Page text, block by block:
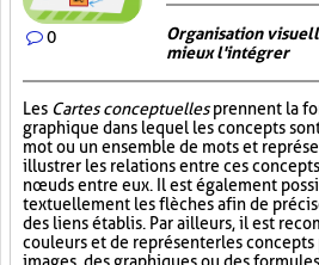
0
Organisation
mieux l'intégrer
Les Cartes conceptuellesprennent la
graphique dans lequel les concepts
mot ou un ensemble de mots et
illustrer les relations entre ces
nœuds entre eux. Il est également
textuellement les flèches afin de
des liens établis. Par ailleurs, il est
couleurs et de représenter les concepts